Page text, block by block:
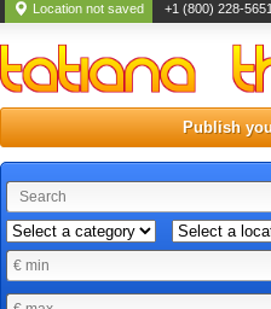
Location not saved +1 (800) 228-5651
Publish